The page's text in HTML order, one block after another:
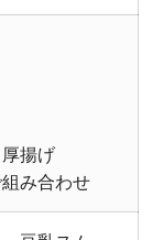
揚げ
み合わせ